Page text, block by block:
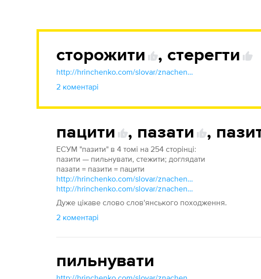
сторожити 1 , стерегти
http://hrinchenko.com/slovar/znachenie-slova/56602-stereghty.html#show_point
2 коментарі
пацити 1 , пазати 1 ,
ЕСУМ "пазити" в 4 томі на 254 сторінці:
пазити — пильнувати, стежити; доглядати
пазати = пазити = пацити
http://hrinchenko.com/slovar/znachenie-slova/36400-pazaty.html#show_point
http://hrinchenko.com/slovar/znachenie-slova/36407-pazyty.html#show_point
Дуже цікаве слово слов'янського походження.
2 коментарі
пильнувати